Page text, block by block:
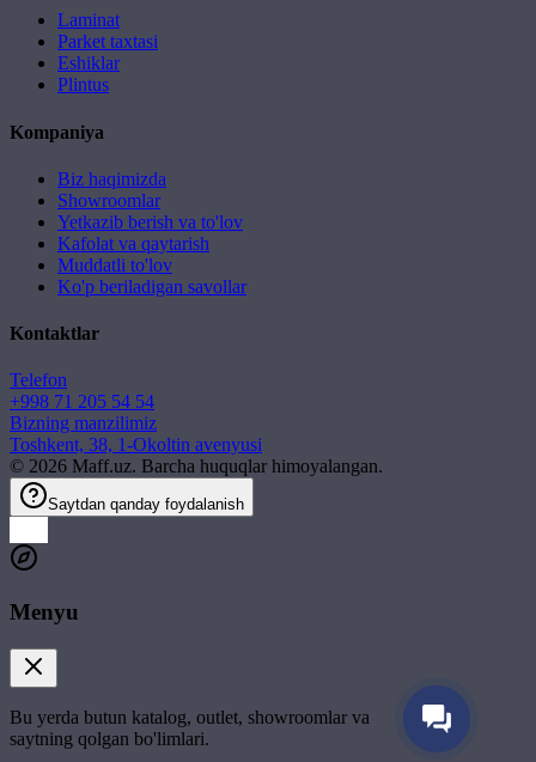
Laminat
Parket taxtasi
Eshiklar
Plintus
Kompaniya
Biz haqimizda
Showroomlar
Yetkazib berish va to'lov
Kafolat va qaytarish
Muddatli to'lov
Ko'p beriladigan savollar
Kontaktlar
Telefon
+998 71 205 54 54
Bizning manzilimiz
Toshkent, 38, 1-Okoltin avenyusi
© 2026 Maff.uz. Barcha huquqlar himoyalangan.
Saytdan qanday foydalanish
Menyu
Bu yerda butun katalog, outlet, showroomlar va
saytning qolgan bo'limlari.